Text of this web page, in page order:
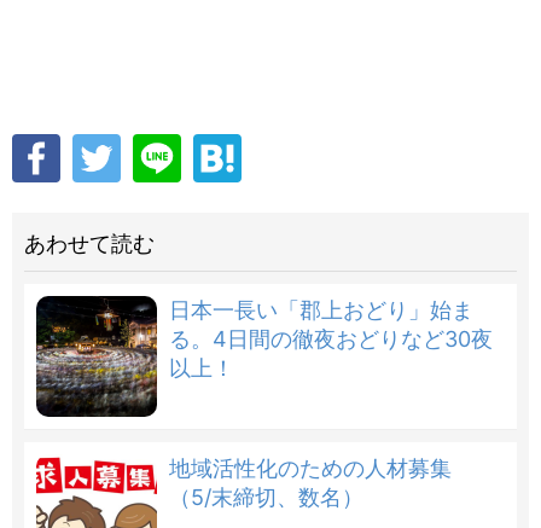
あわせて読む
日本一長い「郡上おどり」始ま
る。4日間の徹夜おどりなど30夜
以上！
地域活性化のための人材募集
（5/末締切、数名）